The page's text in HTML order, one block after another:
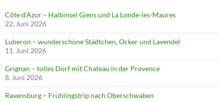
Côte d‘Azur – Halbinsel Giens und La Londe-les-Maures
22. Juni 2026
Luberon – wunderschöne Städtchen, Ocker und Lavendel
11. Juni 2026
Grignan – tolles Dorf mit Chateau in der Provence
8. Juni 2026
Ravensburg – Frühlingstrip nach Oberschwaben